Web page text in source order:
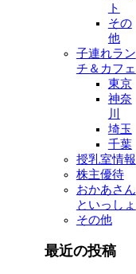
ト
その
他
子連れラン
チ＆カフェ
東京
神奈
川
埼玉
千葉
授乳室情報
株主優待
おかあさん
といっしょ
その他
最近の投稿